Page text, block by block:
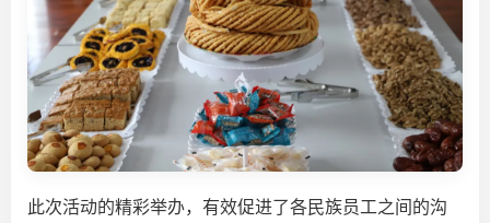
此次活动的精彩举办，有效促进了各民族员工之间的沟